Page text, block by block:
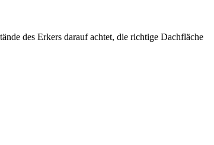
des Erkers darauf achtet, die richtige Dachfläche